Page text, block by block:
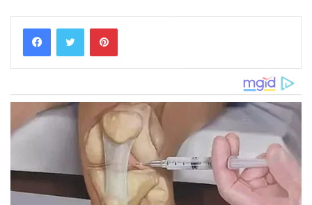
Pinterest